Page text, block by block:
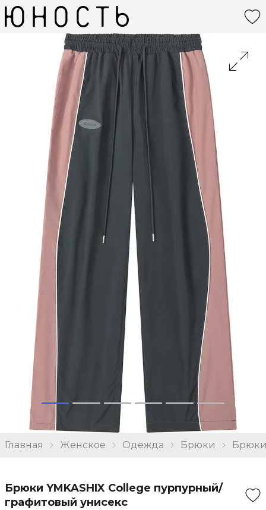
Главная Женское Одежда Брюки
Брюки YMKASHIX College пурпурный/
графитовый унисекс